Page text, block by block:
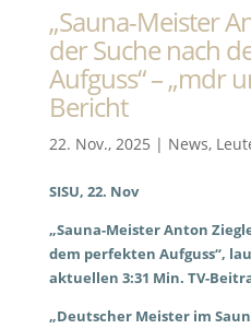
„Sauna-Meister
der Suche nach
Aufguss“ – „mdr
Bericht
22. Nov., 2025 | News,
SISU, 22. Nov
„Sauna-Meister Anton
dem perfekten Aufguss“,
aktuellen 3:31 Min. TV-
„Deutscher Meister im